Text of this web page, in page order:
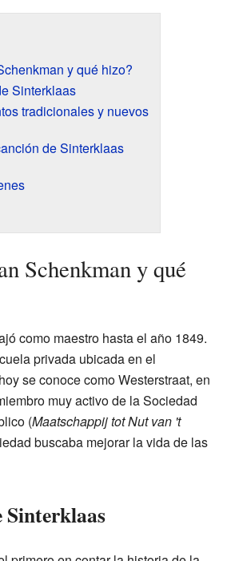
y qué hizo?
Sinterklaas
tradicionales y nuevos
de Sinterklaas
Schenkman y qué
como maestro hasta el año 1849.
privada ubicada en el
se conoce como Westerstraat, en
muy activo de la Sociedad
(Maatschappij tot Nut van 't
buscaba mejorar la vida de las